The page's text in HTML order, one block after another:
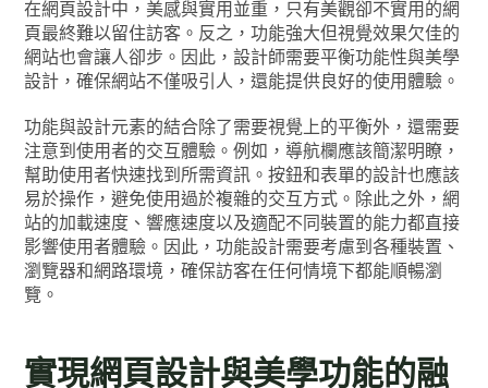
在網頁設計中，美感與實用並重，只有美觀卻不實用的網
頁最終難以留住訪客。反之，功能強大但視覺效果欠佳的
網站也會讓人卻步。因此，設計師需要平衡功能性與美學
設計，確保網站不僅吸引人，還能提供良好的使用體驗。
功能與設計元素的結合除了需要視覺上的平衡外，還需要
注意到使用者的交互體驗。例如，導航欄應該簡潔明瞭，
幫助使用者快速找到所需資訊。按鈕和表單的設計也應該
易於操作，避免使用過於複雜的交互方式。除此之外，網
站的加載速度、響應速度以及適配不同裝置的能力都直接
影響使用者體驗。因此，功能設計需要考慮到各種裝置、
瀏覽器和網路環境，確保訪客在任何情境下都能順暢瀏
覽。
實現網頁設計與美學功能的融